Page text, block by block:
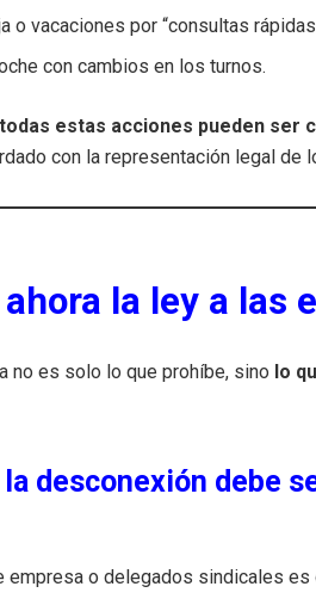
o vacaciones por “consultas
con cambios en los turnos.
todas estas acciones pueden ser
con la representación legal de
la ley a las
no es solo lo que prohíbe, sino lo
desconexión debe
empresa o delegados sindicales es